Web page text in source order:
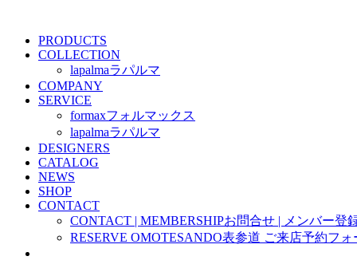
PRODUCTS
COLLECTION
lapalmaラパルマ
COMPANY
SERVICE
formaxフォルマックス
lapalmaラパルマ
DESIGNERS
CATALOG
NEWS
SHOP
CONTACT
CONTACT | MEMBERSHIPお問合せ | メンバー登
RESERVE OMOTESANDO表参道 ご来店予約フォ